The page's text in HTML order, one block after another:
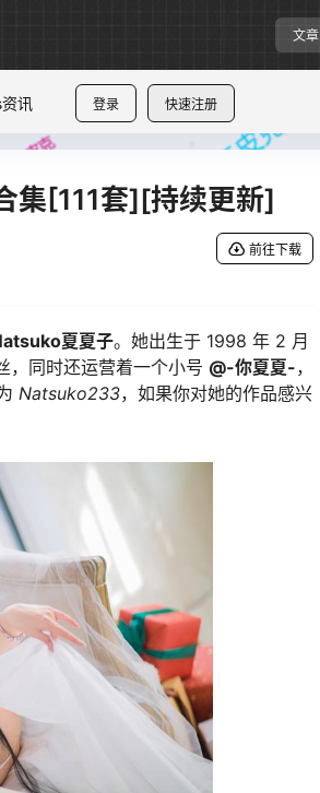
文章
登录 快速注册
讯
集[111套][持续更新]
前往下载
夏夏子。她出生于 1998 年 2 月
，同时还运营着一个小号 @-你夏夏-，
Natsuko233，如果你对她的作品感兴